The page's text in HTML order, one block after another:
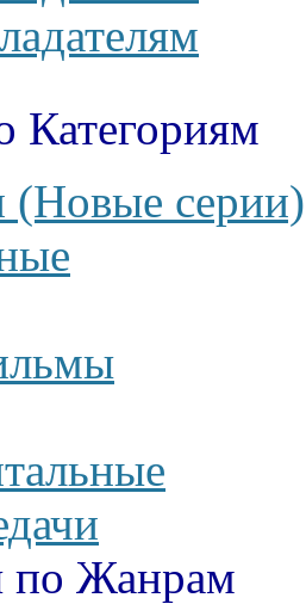
Категориям
(Новые серии)
по Жанрам